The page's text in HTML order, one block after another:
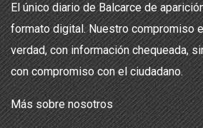
El único diario de Balcarce de
formato digital. Nuestro compromiso
verdad, con información chequeada,
con compromiso con el ciudadano.
Más sobre nosotros